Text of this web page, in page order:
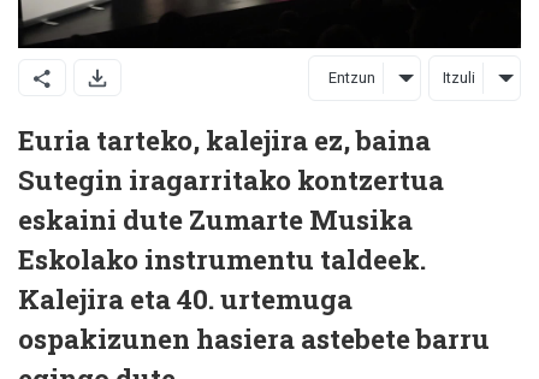
Entzun Itzuli
Euria tarteko, kalejira ez, baina
Sutegin iragarritako kontzertua
eskaini dute Zumarte Musika
Eskolako instrumentu taldeek.
Kalejira eta 40. urtemuga
ospakizunen hasiera astebete barru